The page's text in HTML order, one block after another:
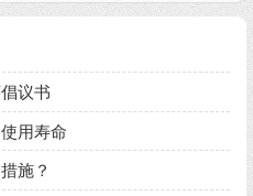
议书
用寿命
施？